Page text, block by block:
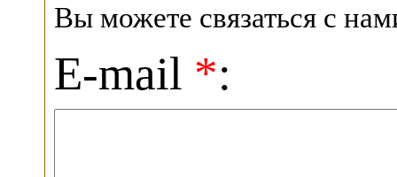
Вы можете связаться с
E-mail *: